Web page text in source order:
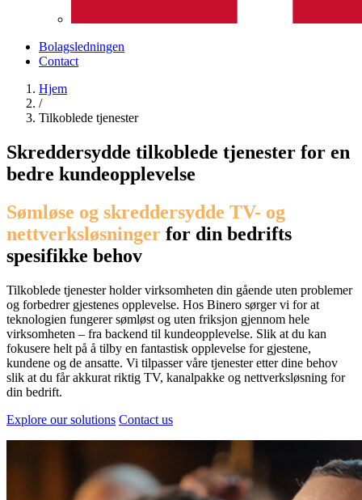
Bolagsledningen
Contact
Hjem
/
Tilkoblede tjenester
Skreddersydde tilkoblede tjenester for en
bedre kundeopplevelse
Sømløse og skreddersydde TV- og
nettverksløsninger for din bedrifts
spesifikke behov
Tilkoblede tjenester holder virksomheten din gående uten problemer
og forbedrer gjestenes opplevelse. Hos Binero sørger vi for at
teknologien fungerer sømløst og uten friksjon gjennom hele
virksomheten – fra backend til kundeopplevelse. Slik at du kan
fokusere helt på å tilby en fantastisk opplevelse for gjestene,
kundene og de ansatte. Vi tilpasser våre tjenester etter dine behov
slik at du får akkurat riktig TV, kanalpakke og nettverksløsning for
din bedrift.
Explore our solutions Contact us